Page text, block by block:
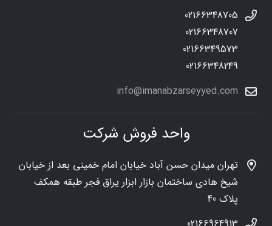
02166348705
02166348707
02166349573
02166348249
info@imanabzarseyyed.com
واحد فروش شرکت
تهران میدان حسن آباد خیابان امام خمینی بعد از خیابان
شیخ هادی ساختمان بازار ابزار یراق فجر طبقه همکف
پلاک 40